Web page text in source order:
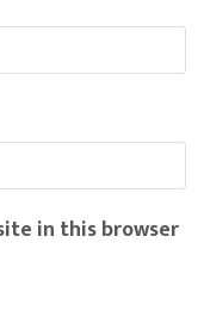
in this browser